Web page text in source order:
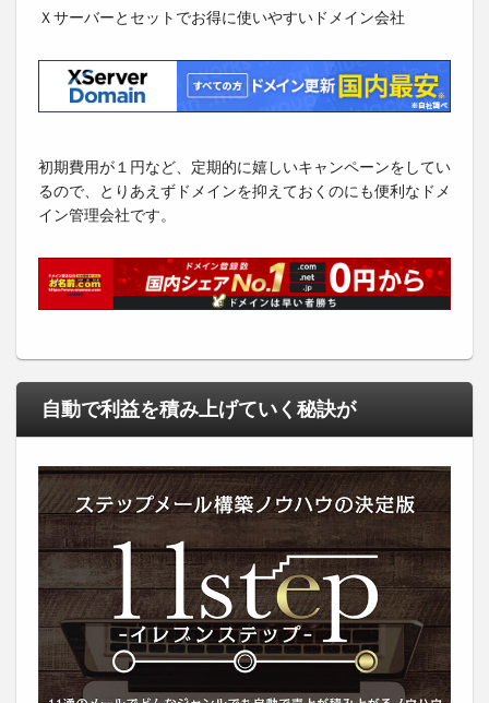
Ｘサーバーとセットでお得に使いやすいドメイン会社
初期費用が１円など、定期的に嬉しいキャンペーンをしてい
るので、とりあえずドメインを抑えておくのにも便利なドメ
イン管理会社です。
自動で利益を積み上げていく秘訣が